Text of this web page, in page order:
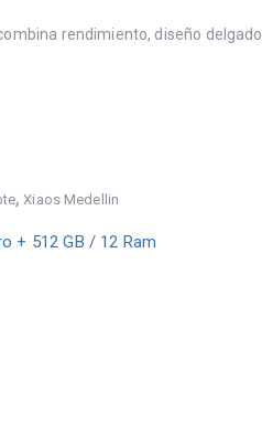
rendimiento, diseño delgado
,Xiaos Medellin
+ 512 GB / 12 Ram